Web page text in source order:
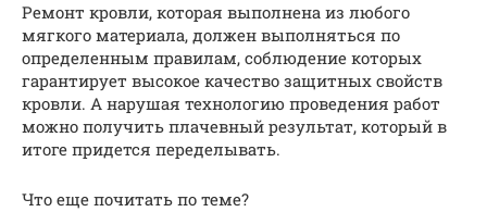
Ремонт кровли, которая выполнена из любого
мягкого материала, должен выполняться по
определенным правилам, соблюдение которых
гарантирует высокое качество защитных свойств
кровли. А нарушая технологию проведения работ
можно получить плачевный результат, который в
итоге придется переделывать.
Что еще почитать по теме?